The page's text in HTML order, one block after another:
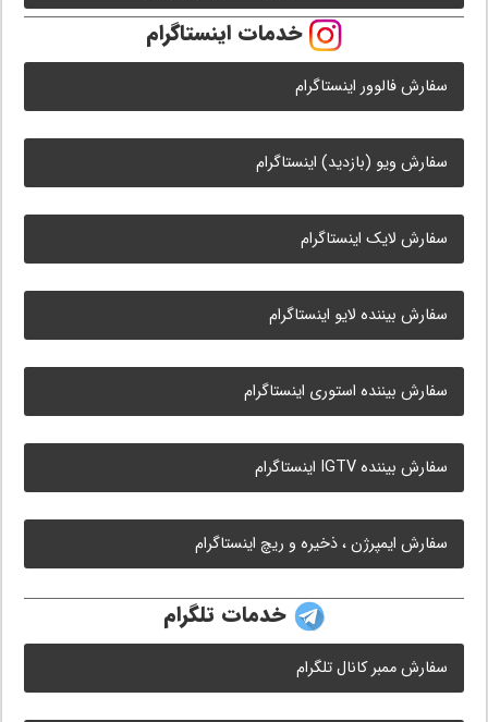
خدمات اینستاگرام
سفارش فالوور اینستاگرام
سفارش ویو (بازدید) اینستاگرام
سفارش لایک اینستاگرام
سفارش بیننده لایو اینستاگرام
سفارش بیننده استوری اینستاگرام
سفارش بیننده IGTV اینستاگرام
سفارش ایمپرژن ، ذخیره و ریچ اینستاگرام
خدمات تلگرام
سفارش ممبر کانال تلگرام